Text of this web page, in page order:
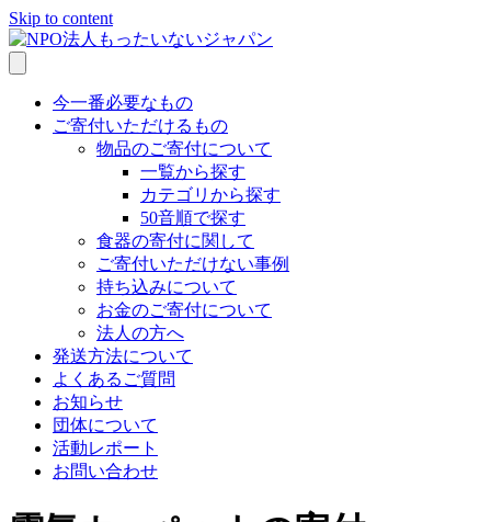
Skip to content
今一番必要なもの
ご寄付いただけるもの
物品のご寄付について
一覧から探す
カテゴリから探す
50音順で探す
食器の寄付に関して
ご寄付いただけない事例
持ち込みについて
お金のご寄付について
法人の方へ
発送方法について
よくあるご質問
お知らせ
団体について
活動レポート
お問い合わせ